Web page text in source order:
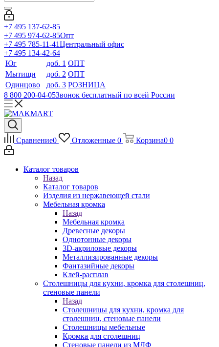
+7 495 137-62-85
+7 495 974-62-85Опт
+7 495 785-11-41Центральный офис
+7 495 134-42-64
Юг
доб. 1 ОПТ
Мытищи
доб. 2 ОПТ
Одинцово
доб. 3 РОЗНИЦА
8 800 200-04-05Звонок бесплатный по всей России
Сравнение0 Отложенные 0 Корзина0 0
Каталог товаров
Назад
Каталог товаров
Изделия из нержавеющей стали
Мебельная кромка
Назад
Мебельная кромка
Древесные декоры
Однотонные декоры
3D-акриловые декоры
Металлизированные декоры
Фантазийные декоры
Клей-расплав
Столешницы для кухни, кромка для столешниц,
стеновые панели
Назад
Столешницы для кухни, кромка для
столешниц, стеновые панели
Столешницы мебельные
Кромка для столешниц
Стеновые панели из МДФ